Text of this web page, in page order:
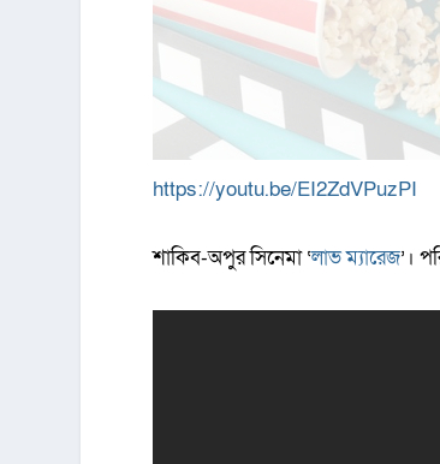
https://youtu.be/EI2ZdVPuzPI
শাকিব-অপুর সিনেমা ‘লাভ ম্যারেজ’।